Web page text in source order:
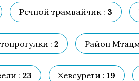
Речной трамвайчик : 3
: 2 Район
: 23 Хевсурети : 19